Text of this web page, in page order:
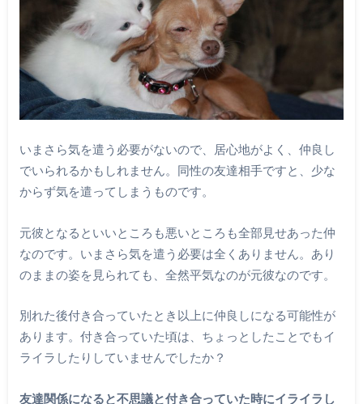
いまさら気を遣う必要がないので、居心地がよく、仲良し
でいられるかもしれません。同性の友達相手ですと、少な
からず気を遣ってしまうものです。
元彼となるといいところも悪いところも全部見せあった仲
なのです。いまさら気を遣う必要は全くありません。あり
のままの姿を見られても、全然平気なのが元彼なのです。
別れた後付き合っていたとき以上に仲良しになる可能性が
あります。付き合っていた頃は、ちょっとしたことでもイ
ライラしたりしていませんでしたか？
友達関係になると不思議と付き合っていた時にイライラし